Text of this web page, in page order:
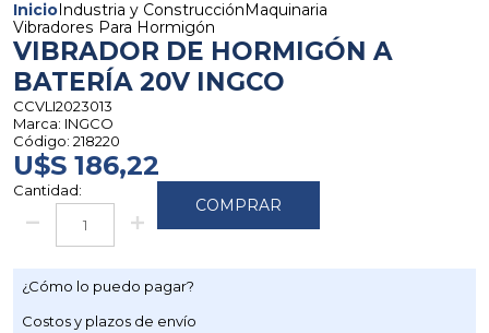
Inicio Industria y Construcción Maquinaria
Vibradores Para Hormigón
VIBRADOR DE HORMIGÓN A
BATERÍA 20V INGCO
CCVLI2023013
Marca: INGCO
Código: 218220
U$S 186,22
Cantidad:
COMPRAR
¿Cómo lo puedo pagar?
Costos y plazos de envío